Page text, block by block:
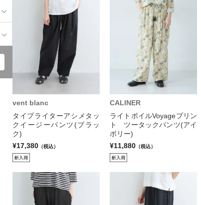
vent blanc
タイプライターアシメタッ
クイージーパンツ(ブラッ
ク)
¥17,380 （税込）
CALINER
ライトボイルVoyageプリン
ト ツータックパンツ(アイ
ボリー)
¥11,880 （税込）